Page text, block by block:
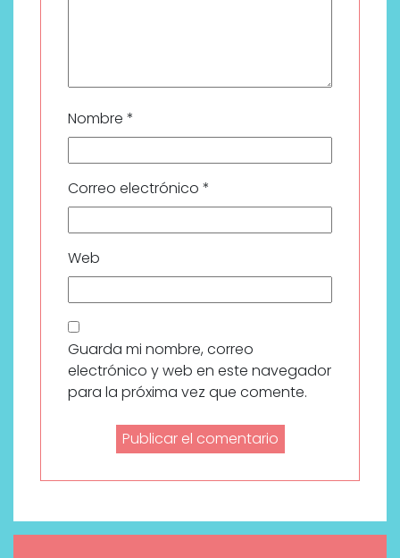
Nombre *
Correo electrónico *
Web
Guarda mi nombre, correo
electrónico y web en este navegador
para la próxima vez que comente.